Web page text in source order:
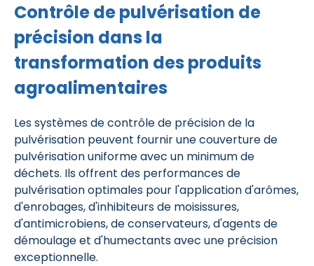
Contrôle de pulvérisation de
précision dans la
transformation des produits
agroalimentaires
Les systèmes de contrôle de précision de la
pulvérisation peuvent fournir une couverture de
pulvérisation uniforme avec un minimum de
déchets. Ils offrent des performances de
pulvérisation optimales pour l'application d'arômes,
d'enrobages, d'inhibiteurs de moisissures,
d'antimicrobiens, de conservateurs, d'agents de
démoulage et d'humectants avec une précision
exceptionnelle.